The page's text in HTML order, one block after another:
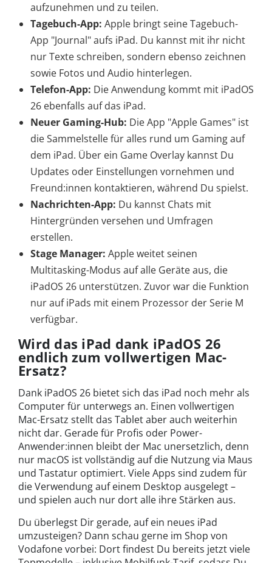
aufzunehmen und zu teilen.
Tagebuch-App: Apple bringt seine Tagebuch-
App "Journal" aufs iPad. Du kannst mit ihr nicht
nur Texte schreiben, sondern ebenso zeichnen
sowie Fotos und Audio hinterlegen.
Telefon-App: Die Anwendung kommt mit iPadOS
26 ebenfalls auf das iPad.
Neuer Gaming-Hub: Die App "Apple Games" ist
die Sammelstelle für alles rund um Gaming auf
dem iPad. Über ein Game Overlay kannst Du
Updates oder Einstellungen vornehmen und
Freund:innen kontaktieren, während Du spielst.
Nachrichten-App: Du kannst Chats mit
Hintergründen versehen und Umfragen
erstellen.
Stage Manager: Apple weitet seinen
Multitasking-Modus auf alle Geräte aus, die
iPadOS 26 unterstützen. Zuvor war die Funktion
nur auf iPads mit einem Prozessor der Serie M
verfügbar.
Wird das iPad dank iPadOS 26
endlich zum vollwertigen Mac-
Ersatz?
Dank iPadOS 26 bietet sich das iPad noch mehr als
Computer für unterwegs an. Einen vollwertigen
Mac-Ersatz stellt das Tablet aber auch weiterhin
nicht dar. Gerade für Profis oder Power-
Anwender:innen bleibt der Mac unersetzlich, denn
nur macOS ist vollständig auf die Nutzung via Maus
und Tastatur optimiert. Viele Apps sind zudem für
die Verwendung auf einem Desktop ausgelegt –
und spielen auch nur dort alle ihre Stärken aus.
Du überlegst Dir gerade, auf ein neues iPad
umzusteigen? Dann schau gerne im Shop von
Vodafone vorbei: Dort findest Du bereits jetzt viele